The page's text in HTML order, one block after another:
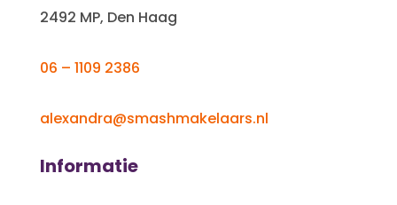
2492 MP, Den Haag
06 – 1109 2386
alexandra@smashmakelaars.nl
Informatie